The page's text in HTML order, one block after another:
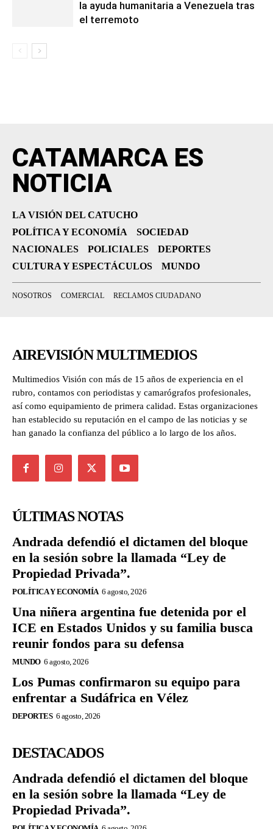
la ayuda humanitaria a Venezuela tras
el terremoto
CATAMARCA ES
NOTICIA
LA VISIÓN DEL CATUCHO
POLÍTICA Y ECONOMÍA
SOCIEDAD
NACIONALES
POLICIALES
DEPORTES
CULTURA Y ESPECTÁCULOS
MUNDO
NOSOTROS COMERCIAL RECLAMOS CIUDADANO
AIREVISIÓN MULTIMEDIOS
Multimedios Visión con más de 15 años de experiencia en el
rubro, contamos con periodistas y camarógrafos profesionales,
así como equipamiento de primera calidad. Estas organizaciones
han establecido su reputación en el campo de las noticias y se
han ganado la confianza del público a lo largo de los años.
ÚLTIMAS NOTAS
Andrada defendió el dictamen del bloque
en la sesión sobre la llamada “Ley de
Propiedad Privada”.
POLÍTICA Y ECONOMÍA 6 agosto, 2026
Una niñera argentina fue detenida por el
ICE en Estados Unidos y su familia busca
reunir fondos para su defensa
MUNDO 6 agosto, 2026
Los Pumas confirmaron su equipo para
enfrentar a Sudáfrica en Vélez
DEPORTES 6 agosto, 2026
DESTACADOS
Andrada defendió el dictamen del bloque
en la sesión sobre la llamada “Ley de
Propiedad Privada”.